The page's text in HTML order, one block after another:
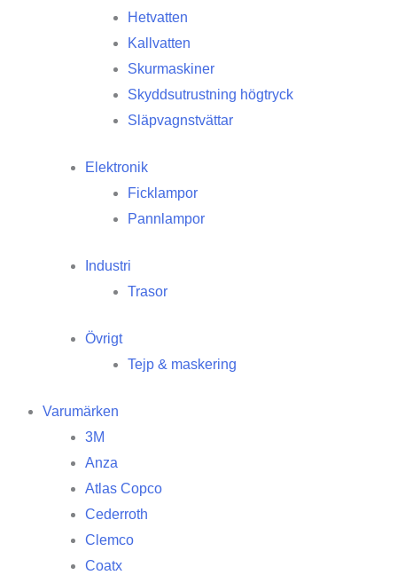
Hetvatten
Kallvatten
Skurmaskiner
Skyddsutrustning högtryck
Släpvagnstvättar
Elektronik
Ficklampor
Pannlampor
Industri
Trasor
Övrigt
Tejp & maskering
Varumärken
3M
Anza
Atlas Copco
Cederroth
Clemco
Coatx